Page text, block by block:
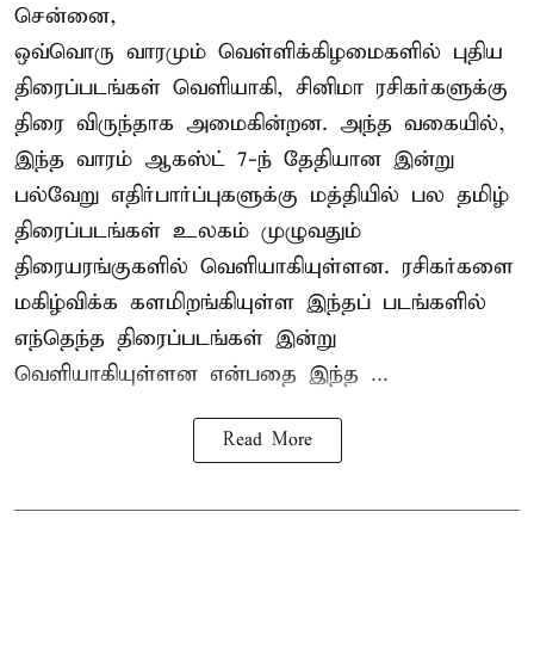
சென்னை,
ஒவ்வொரு வாரமும் வெள்ளிக்கிழமைகளில் புதிய
திரைப்படங்கள் வெளியாகி, சினிமா ரசிகர்களுக்கு
திரை விருந்தாக அமைகின்றன. அந்த வகையில்,
இந்த வாரம் ஆகஸ்ட் 7-ந் தேதியான இன்று
பல்வேறு எதிர்பார்ப்புகளுக்கு மத்தியில் பல தமிழ்
திரைப்படங்கள் உலகம் முழுவதும்
திரையரங்குகளில் வெளியாகியுள்ளன. ரசிகர்களை
மகிழ்விக்க களமிறங்கியுள்ள இந்தப் படங்களில்
எந்தெந்த திரைப்படங்கள் இன்று
வெளியாகியுள்ளன என்பதை இந்த ...
Read More